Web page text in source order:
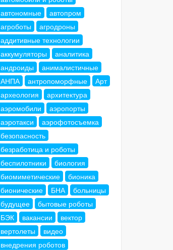
автономные
автопром
агроботы
агродроны
аддитивные технологии
аккумуляторы
аналитика
андроиды
анималистичные
АНПА
антропоморфные
Арт
археология
архитектура
аэромобили
аэропорты
аэротакси
аэрофотосъемка
безопасность
безработица и роботы
беспилотники
биология
биомиметические
бионика
бионические
БНА
больницы
будущее
бытовые роботы
БЭК
вакансии
вектор
вертолеты
видео
внедрения роботов